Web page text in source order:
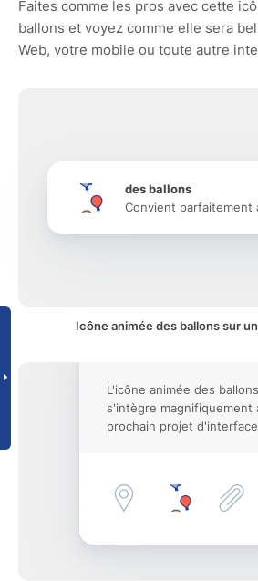
Faites comme les pros avec cette
ballons et voyez comme elle sera
Web, votre mobile ou toute autre
des ballons
Convient parfaitement
Icône animée des ballons sur
L'icône animée des ballons
s'intègre magnifiquement
prochain projet